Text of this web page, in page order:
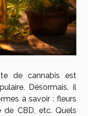
de cannabis est
Désormais, il
à savoir : fleurs
de CBD, etc. Quels